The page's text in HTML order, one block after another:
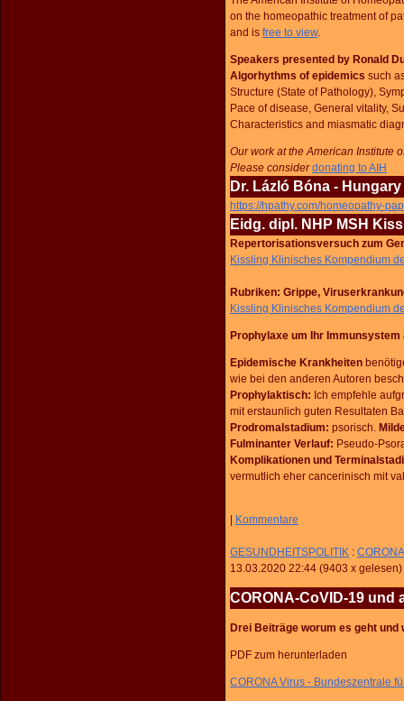
on the homeopathic treatment of
and is free to view.
Speakers presented by Ronald
Algorhythms of epidemics such
Structure (State of Pathology),
Pace of disease, General vitality,
Characteristics and miasmatic
Our work at the American Institute
Please consider donating to AIH
Dr. Lázló Bóna - Hungary
https://hpathy.com/homeopathy-
Eidg. dipl. NHP MSH
Repertorisationsversuch zum
Kissling Klinisches Kompendium
Rubriken: Grippe,
Kissling Klinisches Kompendium
Prophylaxe um Ihr Immunsystem
Epidemische Krankheiten
wie bei den anderen Autoren
Prophylaktisch: Ich empfehle
mit erstaunlich guten Resultaten
Prodromalstadium: psorisch.
Fulminanter Verlauf: Pseudo-
Komplikationen und
vermutlich eher cancerinisch mit
Kommentare
GESUNDHEITSPOLITIK :
13.03.2020 22:44 (9403 x gelesen)
CORONA-CoVID-19
Drei Beiträge worum es geht
PDF zum herunterladen
CORONA Virus - Bundeszentrale